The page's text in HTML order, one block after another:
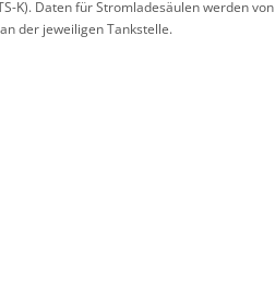
K). Daten für Stromladesäulen werden
der jeweiligen Tankstelle.